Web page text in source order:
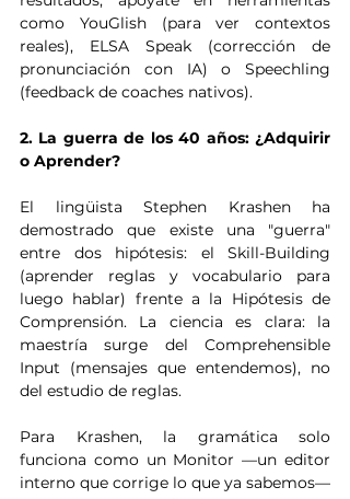
como YouGlish (para ver contextos
reales), ELSA Speak (corrección de
pronunciación con IA) o Speechling
(feedback de coaches nativos).
2. La guerra de los 40 años: ¿Adquirir
o Aprender?
El lingüista Stephen Krashen ha
demostrado que existe una "guerra"
entre dos hipótesis: el Skill-Building
(aprender reglas y vocabulario para
luego hablar) frente a la Hipótesis de
Comprensión. La ciencia es clara: la
maestría surge del Comprehensible
Input (mensajes que entendemos), no
del estudio de reglas.
Para Krashen, la gramática solo
funciona como un Monitor —un editor
interno que corrige lo que ya sabemos—